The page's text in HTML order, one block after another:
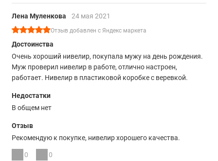
Лена Муленкова 24 мая 2021
Отзыв добавлен с Яндекс маркета
Достоинства
Очень хороший нивелир, покупала мужу на день рождения.
Муж проверил нивелир в работе, отлично настроен,
работает. Нивелир в пластиковой коробке с веревкой.
Недостатки
В общем нет
Отзыв
Рекомендую к покупке, нивелир хорошего качества.
0 0